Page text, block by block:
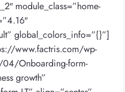
module_class=”home-
global_colors_info=”{}”]
www.factris.com/wp-
Onboarding-form-
growth”